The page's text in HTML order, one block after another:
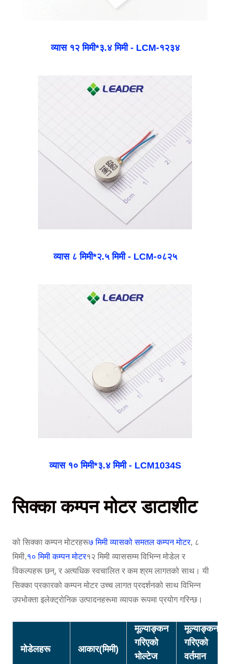
व्यास १२ मिमी*३.४ मिमी - LCM-१२३४
व्यास ८ मिमी*२.५ मिमी - LCM-०८२५
व्यास १० मिमी*३.४ मिमी - LCM1034S
सिक्का कम्पन मोटर डाटाशीट
को सिक्का कम्पन मोटरहरू७ मिमी व्यासको समतल कम्पन मोटर, ८
मिमी,१० मिमी कम्पन मोटर१२ मिमी व्याससम्म विभिन्न मोडेल र
विकल्पहरू छन्, र अत्यधिक स्वचालित र कम श्रम लागतको साथ। यी
सिक्का प्रकारको कम्पन मोटर उच्च लागत प्रदर्शनको साथ विभिन्न
उपभोक्ता इलेक्ट्रोनिक उत्पादनहरूमा व्यापक रूपमा प्रयोग गरिन्छ।
मोडेलहरू आकार(मिमी)
मूल्याङ्कन
गरिएको
भोल्टेज
मूल्याङ्कन
गरिएको
वर्तमान